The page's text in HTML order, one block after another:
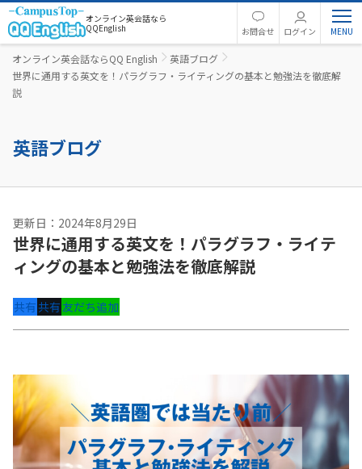
オンライン英会話なら
QQEnglish
お問合せ ログイン
オンライン英会話ならQQ English
英語ブログ
世界に通用する英文を！パラグラフ・ライティングの基本と勉強法を徹底解
説
英語ブログ
更新日：2024年8月29日
世界に通用する英文を！パラグラフ・ライテ
ィングの基本と勉強法を徹底解説
共有共有友だち追加